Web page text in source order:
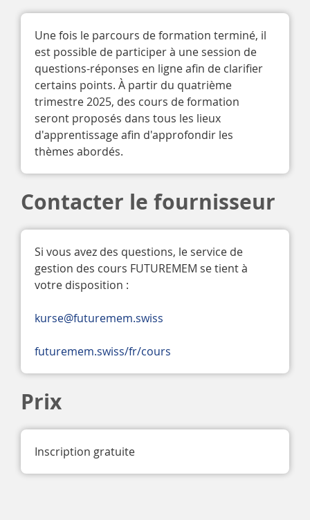
Une fois le parcours de formation terminé, il
est possible de participer à une session de
questions-réponses en ligne afin de clarifier
certains points. À partir du quatrième
trimestre 2025, des cours de formation
seront proposés dans tous les lieux
d'apprentissage afin d'approfondir les
thèmes abordés.
Contacter le fournisseur
Si vous avez des questions, le service de
gestion des cours FUTUREMEM se tient à
votre disposition :
kurse@futuremem.swiss
futuremem.swiss/fr/cours
Prix
Inscription gratuite